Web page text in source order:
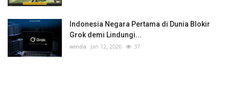
Indonesia Negara Pertama di Dunia Blokir
Grok demi Lindungi...
winda Jan 12, 2026 37